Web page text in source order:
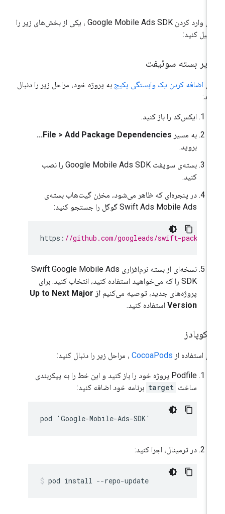
وارد کردنGoogle Mobile Ads SDK، یکی از بخش‌های زیر را
کنید:
بسته سوئیفت
اضافه کردن یک وابستگی پکیجبه پروژه خود، مراحل زیر را دنبال
ایکس‌کد را باز کنید.
به مسیرFile > Add Package Dependencies...
بروید.
بسته‌ی سویفتGoogle Mobile Ads SDKرا نصب
کنید.
در پنجره‌ای که ظاهر می‌شود، مخزن گیت‌هاب بسته‌ی
Swift Ads Mobile Ads گوگل را جستجو کنید:
https://github.com/googleads/swift-
نسخه‌ای از بسته نرم‌افزاری SwiftGoogle Mobile Ads
SDKرا که می‌خواهید استفاده کنید، انتخاب کنید. برای
پروژه‌های جدید، توصیه می‌کنیم
از Up to Next Major
Versionاستفاده کنید.
استفاده ازCocoaPods، مراحل زیر را دنبال کنید:
Podfile پروژه خود را باز کنید و این خط را به پیکربندی
ساخت target برنامه خود اضافه کنید:
pod 'Google-Mobile-Ads-SDK'
در ترمینال، اجرا کنید:
pod install --repo-update